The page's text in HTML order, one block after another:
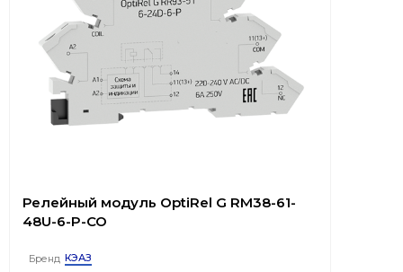
Релейный модуль OptiRel G RM38-61-
48U-6-P-CO
Бренд КЭАЗ